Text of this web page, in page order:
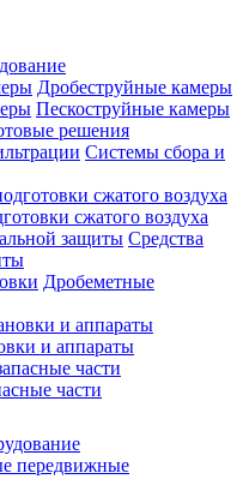
Дробеструйные камеры
Пескоструйные камеры
решения
Системы сбора и
сжатого воздуха
Средства
Дробеметные
и аппараты
части